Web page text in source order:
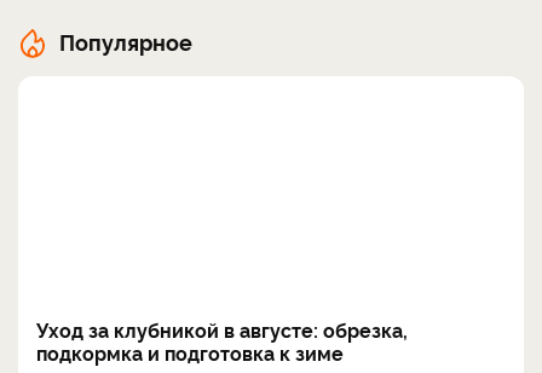
Популярное
Уход за клубникой в августе: обрезка,
подкормка и подготовка к зиме